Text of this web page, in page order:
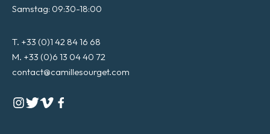
Samstag: 09:30-18:00
T. +33 (0)1 42 84 16 68
M. +33 (0)6 13 04 40 72
contact@camillesourget.com